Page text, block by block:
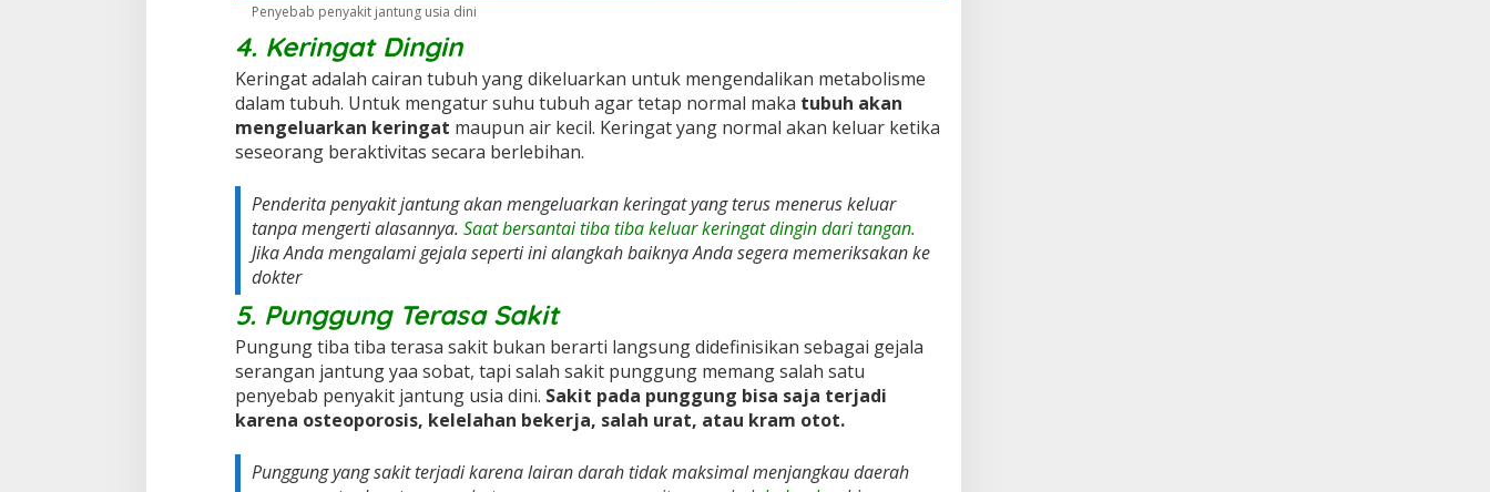
Penyebab penyakit jantung usia dini
4. Keringat Dingin
Keringat adalah cairan tubuh yang dikeluarkan untuk mengendalikan metabolisme
dalam tubuh. Untuk mengatur suhu tubuh agar tetap normal maka tubuh akan
mengeluarkan keringat maupun air kecil. Keringat yang normal akan keluar ketika
seseorang beraktivitas secara berlebihan.
Penderita penyakit jantung akan mengeluarkan keringat yang terus menerus keluar
tanpa mengerti alasannya. Saat bersantai tiba tiba keluar keringat dingin dari tangan.
Jika Anda mengalami gejala seperti ini alangkah baiknya Anda segera memeriksakan ke
dokter
5. Punggung Terasa Sakit
Pungung tiba tiba terasa sakit bukan berarti langsung didefinisikan sebagai gejala
serangan jantung yaa sobat, tapi salah sakit punggung memang salah satu
penyebab penyakit jantung usia dini. Sakit pada punggung bisa saja terjadi
karena osteoporosis, kelelahan bekerja, salah urat, atau kram otot.
Punggung yang sakit terjadi karena lairan darah tidak maksimal menjangkau daerah